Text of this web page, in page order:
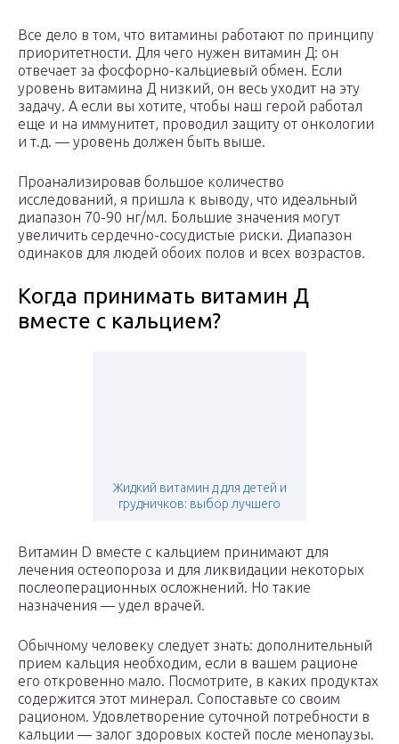
Все дело в том, что витамины работают по принципу
приоритетности. Для чего нужен витамин Д: он
отвечает за фосфорно-кальциевый обмен. Если
уровень витамина Д низкий, он весь уходит на эту
задачу. А если вы хотите, чтобы наш герой работал
еще и на иммунитет, проводил защиту от онкологии
и т.д. — уровень должен быть выше.
Проанализировав большое количество
исследований, я пришла к выводу, что идеальный
диапазон 70-90 нг/мл. Большие значения могут
увеличить сердечно-сосудистые риски. Диапазон
одинаков для людей обоих полов и всех возрастов.
Когда принимать витамин Д
вместе с кальцием?
Жидкий витамин д для детей и
грудничков: выбор лучшего
Витамин D вместе с кальцием принимают для
лечения остеопороза и для ликвидации некоторых
послеоперационных осложнений. Но такие
назначения — удел врачей.
Обычному человеку следует знать: дополнительный
прием кальция необходим, если в вашем рационе
его откровенно мало. Посмотрите, в каких продуктах
содержится этот минерал. Сопоставьте со своим
рационом. Удовлетворение суточной потребности в
кальции — залог здоровых костей после менопаузы.